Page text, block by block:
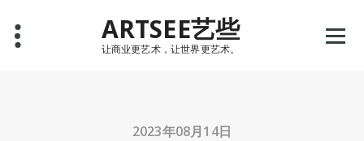
content
ARTSEE艺些
让商业更艺术，让世界更艺术。
2023年08月14日